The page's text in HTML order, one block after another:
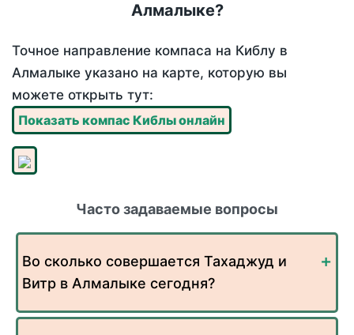
Алмалыке?
Точное направление компаса на Киблу в
Алмалыке указано на карте, которую вы
можете открыть тут:
Показать компас Киблы онлайн
Часто задаваемые вопросы
Во сколько совершается Тахаджуд и
Витр в Алмалыке сегодня?